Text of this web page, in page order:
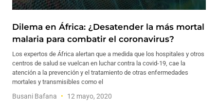
Dilema en África: ¿Desatender la más mortal
malaria para combatir el coronavirus?
Los expertos de África alertan que a medida que los hospitales y otros
centros de salud se vuelcan en luchar contra la covid-19, cae la
atención a la prevención y el tratamiento de otras enfermedades
mortales y transmisibles como el
Busani Bafana 12 mayo, 2020